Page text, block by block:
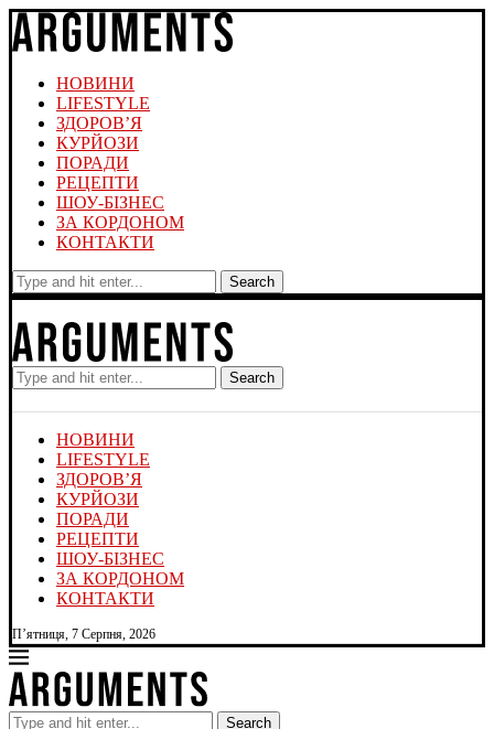
НОВИНИ
LIFESTYLE
ЗДОРОВ’Я
КУРЙОЗИ
ПОРАДИ
РЕЦЕПТИ
ШОУ-БІЗНЕС
ЗА КОРДОНОМ
КОНТАКТИ
Search
Search
НОВИНИ
LIFESTYLE
ЗДОРОВ’Я
КУРЙОЗИ
ПОРАДИ
РЕЦЕПТИ
ШОУ-БІЗНЕС
ЗА КОРДОНОМ
КОНТАКТИ
П’ятниця, 7 Серпня, 2026
Search